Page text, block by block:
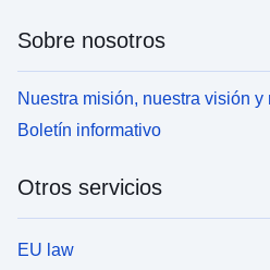
Sobre nosotros
Nuestra misión, nuestra visión y
Boletín informativo
Otros servicios
EU law